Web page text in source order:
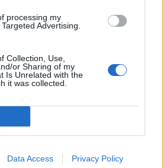
processing my
Advertising.
Collection, Use,
or Sharing of my
Is Unrelated with the
it was collected.
Data Access Privacy Policy